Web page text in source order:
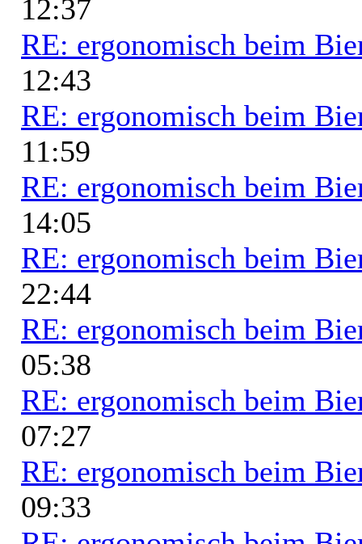
12:37
RE: ergonomisch beim
12:43
RE: ergonomisch beim
11:59
RE: ergonomisch beim
14:05
RE: ergonomisch beim
22:44
RE: ergonomisch beim
05:38
RE: ergonomisch beim
07:27
RE: ergonomisch beim
09:33